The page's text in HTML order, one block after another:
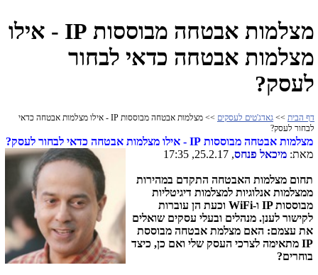
מצלמות אבטחה מבוססות IP - אילו
מצלמות אבטחה כדאי לבחור
לעסק?
דף הבית >> גאדג'טים לעסקים
>> מצלמות אבטחה מבוססות IP - אילו מצלמות אבטחה כדאי
לבחור לעסק?
מצלמות אבטחה מבוססות IP - אילו מצלמות אבטחה כדאי לבחור לעסק?
מאת: מיכאל פנחס, 25.2.17, 17:35
תחום מצלמות האבטחה התקדם במהירות
ממצלמות אנלוגיות למצלמות דיגיטליות
מבוססותIP ו-WiFi וכעת הן עוברות
לקישור לענן. מנהלים ובעלי עסקים שואלים
את עצמם: האם מצלמת אבטחה מבוססת
IP מתאימה לצרכי העסק שלי ואם כן, כיצד
בוחרים?